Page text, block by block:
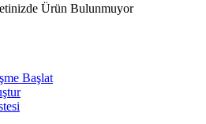
Ürün Bulunmuyor
Başlat